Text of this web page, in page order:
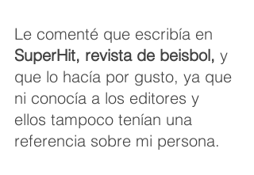
Le comenté que escribía en
SuperHit, revista de beisbol, y
que lo hacía por gusto, ya que
ni conocía a los editores y
ellos tampoco tenían una
referencia sobre mi persona.